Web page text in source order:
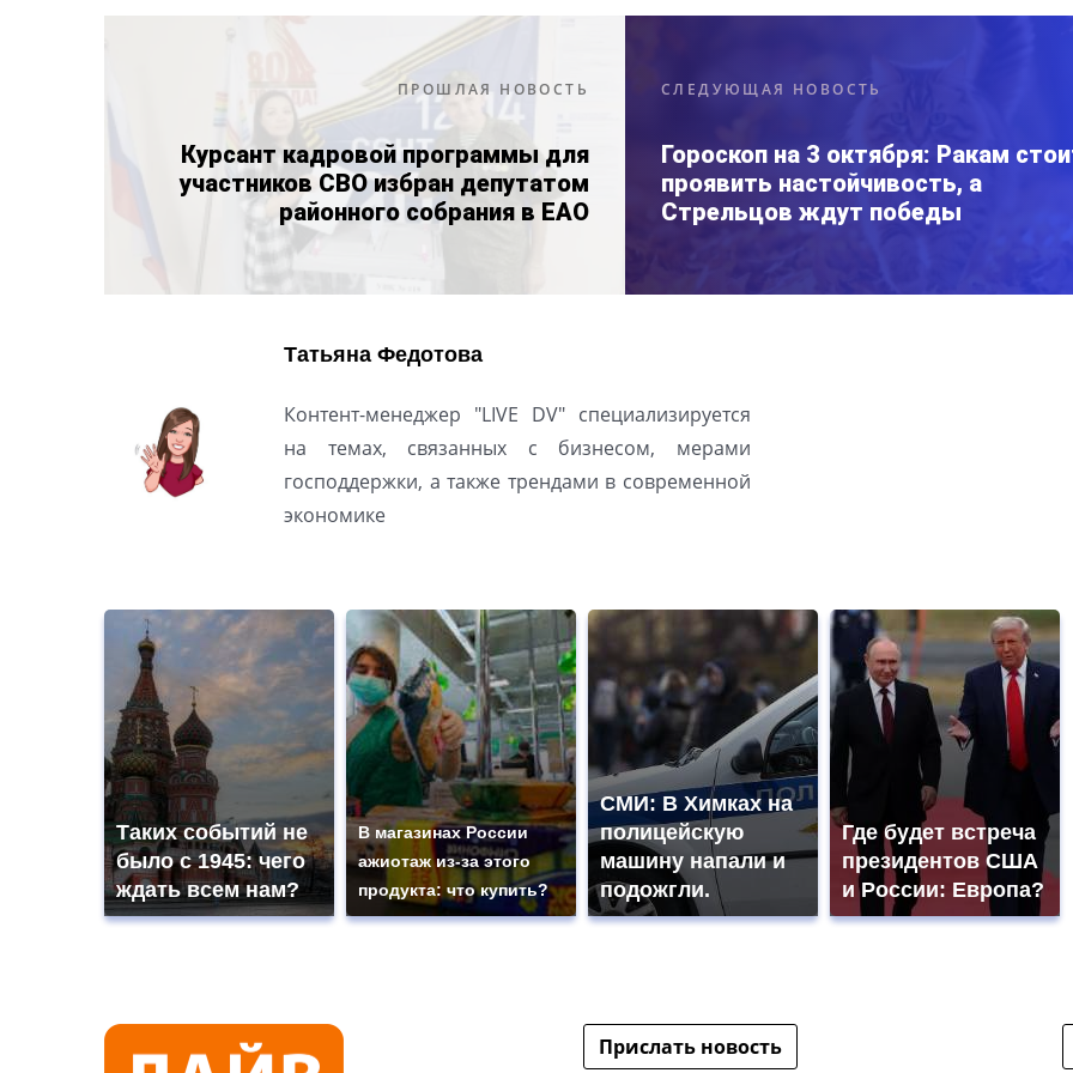
ПРОШЛАЯ НОВОСТЬ
Курсант кадровой программы для
участников СВО избран депутатом
районного собрания в ЕАО
СЛЕДУЮЩАЯ НОВОСТЬ
Гороскоп на 3 октября: Ракам
проявить настойчивость, а
Стрельцов ждут победы
Татьяна Федотова
Контент-менеджер "LIVE DV" специализируется
на темах, связанных с бизнесом, мерами
господдержки, а также трендами в современной
экономике
Таких событий не
было с 1945: чего
ждать всем нам?
В магазинах России
ажиотаж из-за этого
продукта: что купить?
СМИ: В Химках на
полицейскую
машину напали и
подожгли.
Где будет встреча
президентов США
и России: Европа?
Прислать новость